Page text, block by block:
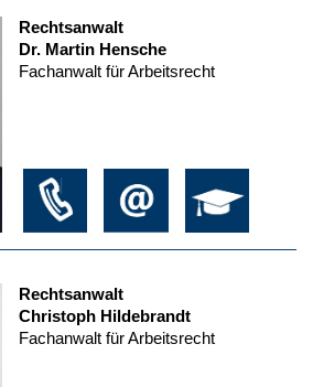
Rechtsanwalt
Dr. Martin Hensche
Fachanwalt für Arbeitsrecht
Rechtsanwalt
Christoph Hildebrandt
Fachanwalt für Arbeitsrecht